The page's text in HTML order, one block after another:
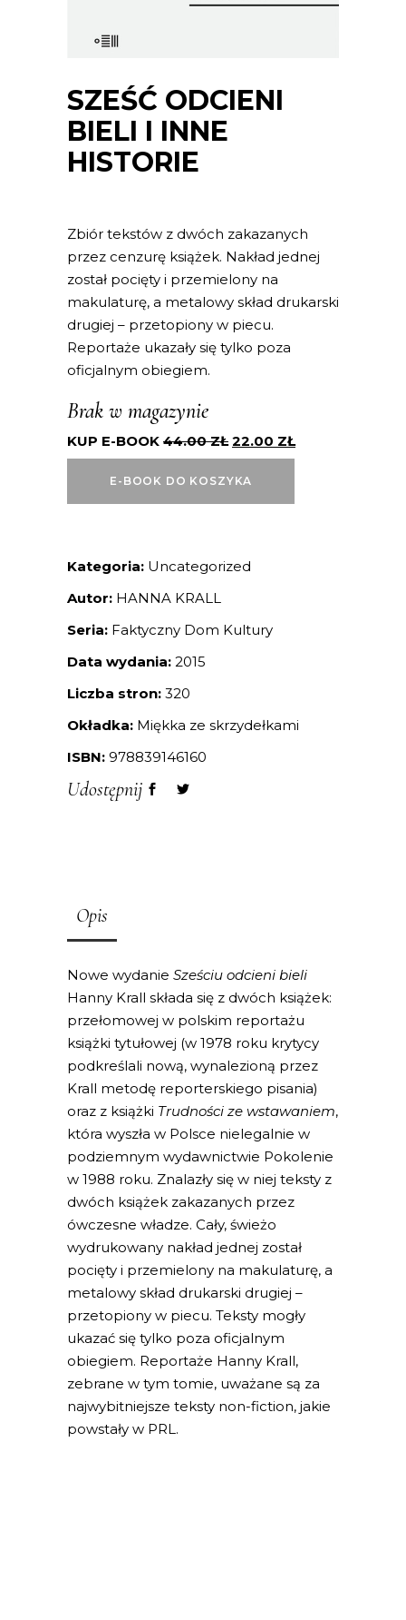
SZEŚĆ ODCIENI
BIELI I INNE
HISTORIE
Zbiór tekstów z dwóch zakazanych
przez cenzurę książek. Nakład jednej
został pocięty i przemielony na
makulaturę, a metalowy skład drukarski
drugiej – przetopiony w piecu.
Reportaże ukazały się tylko poza
oficjalnym obiegiem.
Brak w magazynie
KUP E-BOOK 44.00ZŁ 22.00 ZŁ
E-BOOK DO KOSZYKA
Kategoria: Uncategorized
Autor: HANNA KRALL
Seria: Faktyczny Dom Kultury
Data wydania: 2015
Liczba stron: 320
Okładka: Miękka ze skrzydełkami
ISBN: 978839146160
Udostępnij
Opis
Nowe wydanie Sześciu odcieni bieli
Hanny Krall składa się z dwóch książek:
przełomowej w polskim reportażu
książki tytułowej (w 1978 roku krytycy
podkreślali nową, wynalezioną przez
Krall metodę reporterskiego pisania)
oraz z książki Trudności ze wstawaniem,
która wyszła w Polsce nielegalnie w
podziemnym wydawnictwie Pokolenie
w 1988 roku. Znalazły się w niej teksty z
dwóch książek zakazanych przez
ówczesne władze. Cały, świeżo
wydrukowany nakład jednej został
pocięty i przemielony na makulaturę, a
metalowy skład drukarski drugiej –
przetopiony w piecu. Teksty mogły
ukazać się tylko poza oficjalnym
obiegiem. Reportaże Hanny Krall,
zebrane w tym tomie, uważane są za
najwybitniejsze teksty non-fiction, jakie
powstały w PRL.